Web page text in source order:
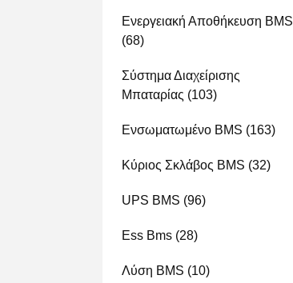
Ενεργειακή Αποθήκευση BMS
(68)
Σύστημα Διαχείρισης
Μπαταρίας (103)
Ενσωματωμένο BMS (163)
Κύριος Σκλάβος BMS (32)
UPS BMS (96)
Ess Bms (28)
Λύση BMS (10)